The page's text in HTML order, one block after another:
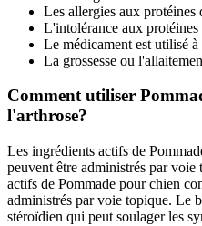
Les allergies aux protéines
L'intolérance aux protéines
Le médicament est utilisé
La grossesse ou
Comment utiliser
l'arthrose?
Les ingrédients actifs de
peuvent être administrés par
actifs de Pommade pour chien
administrés par voie topique. Le
stéroïdien qui peut soulager les